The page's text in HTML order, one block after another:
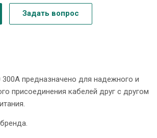
Задать вопрос
предназначено для надежного и
присоединения кабелей друг с другом